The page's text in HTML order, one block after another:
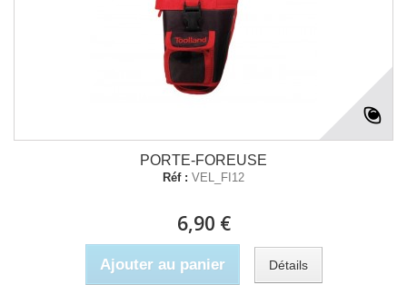
PORTE-FOREUSE
Réf : VEL_FI12
6,90 €
Ajouter au panier Détails